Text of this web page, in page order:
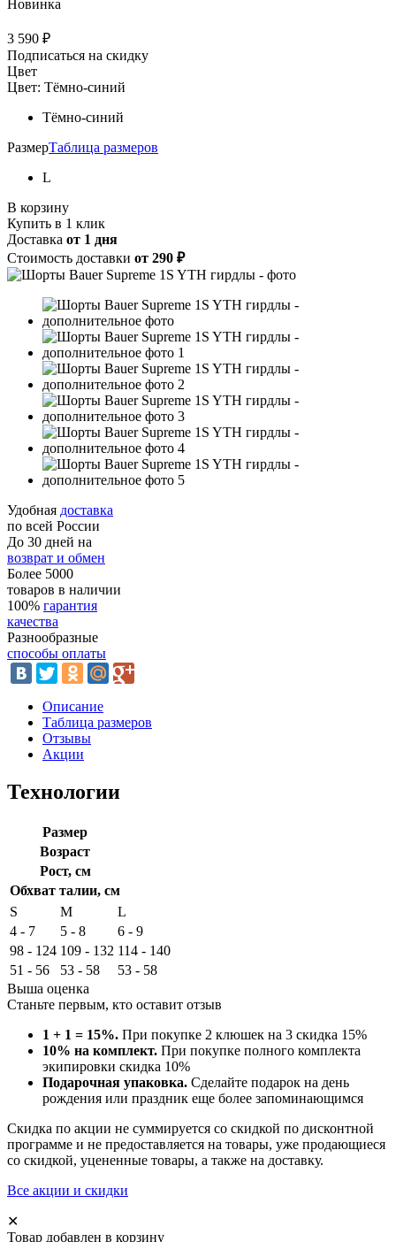
Новинка
3 590 ₽
Подписаться на скидку
Цвет
Цвет: Тёмно-синий
Тёмно-синий
РазмерТаблица размеров
L
В корзину
Купить в 1 клик
Доставка от 1 дня
Стоимость доставки от 290 ₽
Удобная доставка
по всей России
До 30 дней на
возврат и обмен
Более 5000
товаров в наличии
100% гарантия
качества
Разнообразные
способы оплаты
Описание
Таблица размеров
Отзывы
Акции
Технологии
Размер
Возраст
Рост, см
Обхват талии, см
S
M
L
4 - 7
5 - 8
6 - 9
98 - 124 109 - 132 114 - 140
51 - 56
53 - 58
53 - 58
Выша оценка
Станьте первым, кто оставит отзыв
1 + 1 = 15%. При покупке 2 клюшек на 3 скидка 15%
10% на комплект. При покупке полного комплекта
экипировки скидка 10%
Подарочная упаковка. Сделайте подарок на день
рождения или праздник еще более запоминающимся
Скидка по акции не суммируется со скидкой по дисконтной
программе и не предоставляется на товары, уже продающиеся
со скидкой, уцененные товары, а также на доставку.
Все акции и скидки
✕
Товар добавлен в корзину